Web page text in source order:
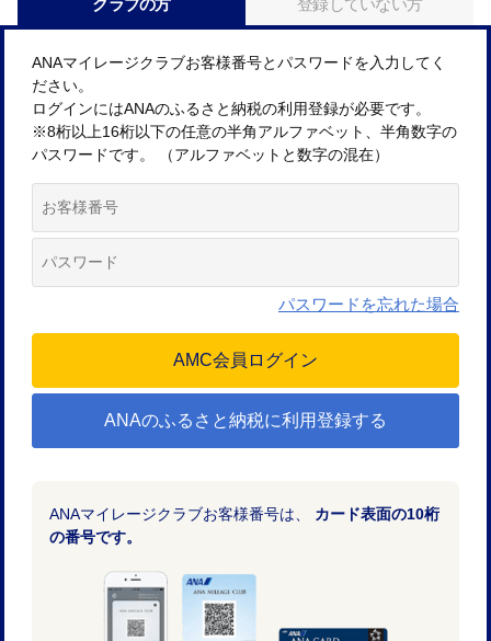
ANAマイレージクラブお客様番号とパスワードを入力してく
ださい。
ログインにはANAのふるさと納税の利用登録が必要です。
※8桁以上16桁以下の任意の半角アルファベット、半角数字の
パスワードです。 （アルファベットと数字の混在）
パスワードを忘れた場合
ANAのふるさと納税に利用登録する
ANAマイレージクラブお客様番号は、 カード表面の10桁
の番号です。